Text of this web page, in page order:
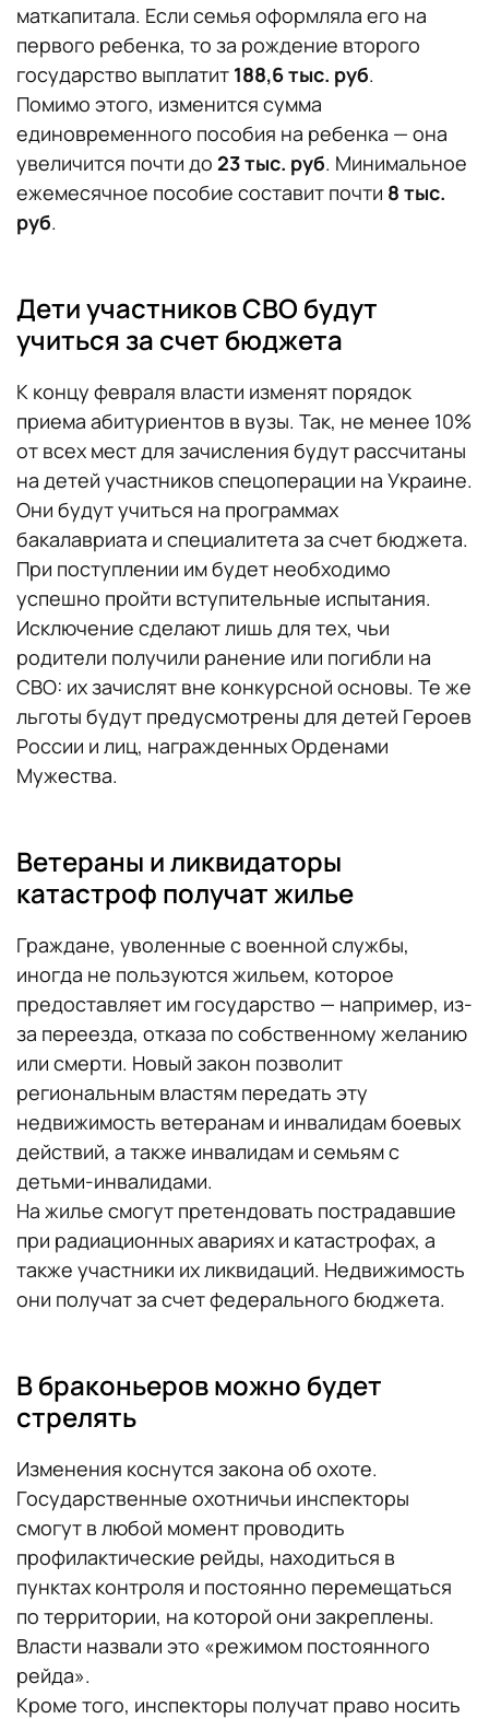
маткапитала. Если семья оформляла его на
первого ребенка, то за рождение второго
государство выплатит 188,6 тыс. руб.
Помимо этого, изменится сумма
единовременного пособия на ребенка — она
увеличится почти до 23 тыс. руб. Минимальное
ежемесячное пособие составит почти 8 тыс.
руб.
Дети участников СВО будут
учиться за счет бюджета
К концу февраля власти изменят порядок
приема абитуриентов в вузы. Так, не менее 10%
от всех мест для зачисления будут рассчитаны
на детей участников спецоперации на Украине.
Они будут учиться на программах
бакалавриата и специалитета за счет бюджета.
При поступлении им будет необходимо
успешно пройти вступительные испытания.
Исключение сделают лишь для тех, чьи
родители получили ранение или погибли на
СВО: их зачислят вне конкурсной основы. Те же
льготы будут предусмотрены для детей Героев
России и лиц, награжденных Орденами
Мужества.
Ветераны и ликвидаторы
катастроф получат жилье
Граждане, уволенные с военной службы,
иногда не пользуются жильем, которое
предоставляет им государство — например, из-
за переезда, отказа по собственному желанию
или смерти. Новый закон позволит
региональным властям передать эту
недвижимость ветеранам и инвалидам боевых
действий, а также инвалидам и семьям с
детьми-инвалидами.
На жилье смогут претендовать пострадавшие
при радиационных авариях и катастрофах, а
также участники их ликвидаций. Недвижимость
они получат за счет федерального бюджета.
В браконьеров можно будет
стрелять
Изменения коснутся закона об охоте.
Государственные охотничьи инспекторы
смогут в любой момент проводить
профилактические рейды, находиться в
пунктах контроля и постоянно перемещаться
по территории, на которой они закреплены.
Власти назвали это «режимом постоянного
рейда».
Кроме того, инспекторы получат право носить